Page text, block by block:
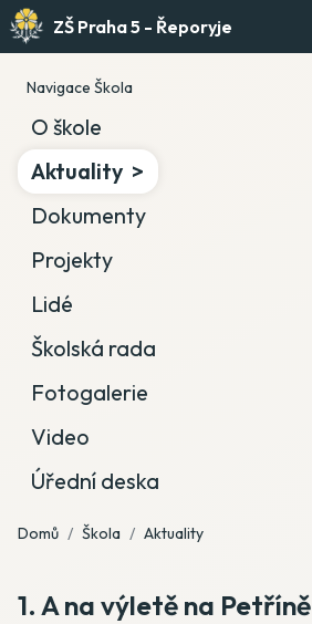
ZŠ Praha 5 - Řeporyje
Navigace Škola
O škole
Aktuality
Dokumenty
Projekty
Lidé
Školská rada
Fotogalerie
Video
Úřední deska
Domů Škola Aktuality
1. A na výletě na Petříně